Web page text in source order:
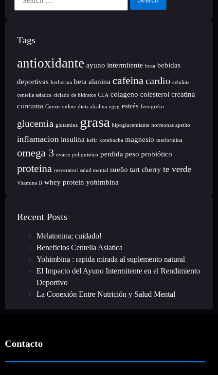
Tags
antioxidante ayuno intermitente bcaa bebidas
deportivas berberina beta alanina cafeinacardio celulitis
centella asiatica ciclado de hidratos CLA colageno colesterol creatina
curcuma Cursos online dieta alcalina egcg estrés fenogreko
glucemia glutamina grasa hipoglucemiante hormonas apetito
inflamacion insulina kefir kombucha magnesio metformina
omega 3 ovario poliquistico perdida peso probiótico
proteina resveratrol salud mental sueño tart cherry te verde
Vitamina D whey protein yohimbina
Recent Posts
Melatonina; cuidado!
Beneficios Centella Asiatica
Yohimbina : rapida mirada al suplemento natural
El Impacto del Ayuno Intermitente en el Rendimiento
Deportivo
La Conexión Entre Nutrición y Salud Mental
Contacto